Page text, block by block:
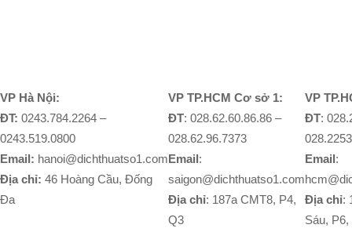
VP Hà Nội:
ĐT: 0243.784.2264 –
0243.519.0800
Email: hanoi@dichthuatso1.com
Địa chỉ: 46 Hoàng Cầu, Đống
Đa
VP TP.HCM Cơ sở 1:
ĐT: 028.62.60.86.86 –
028.62.96.7373
Email:
saigon@dichthuatso1.com
Địa chỉ: 187a CMT8, P4,
Q3
VP
ĐT:
Email:
Địa chỉ:
Sáu, P6,